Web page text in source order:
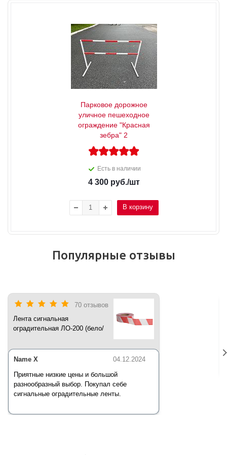
Парковое дорожное
уличное пешеходное
ограждение "Красная
зебра" 2
Есть в наличии
4 300руб./шт
В корзину
Популярные отзывы
70 отзывов
Лента сигнальная
оградительная ЛО-200 (бело/
04.12.2024
Name X
Приятные низкие цены и большой
разнообразный выбор. Покупал себе
сигнальные оградительные ленты.